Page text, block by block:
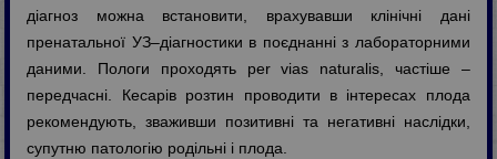
діагноз можна встановити, врахувавши клінічні дані
пренатальної УЗ–діагностики в поєднанні з лабораторними
даними. Пологи проходять per vias naturalis, частіше –
передчасні. Кесарів розтин проводити в інтересах плода
рекомендують, зваживши позитивні та негативні наслідки,
супутню патологію родільні і плода.